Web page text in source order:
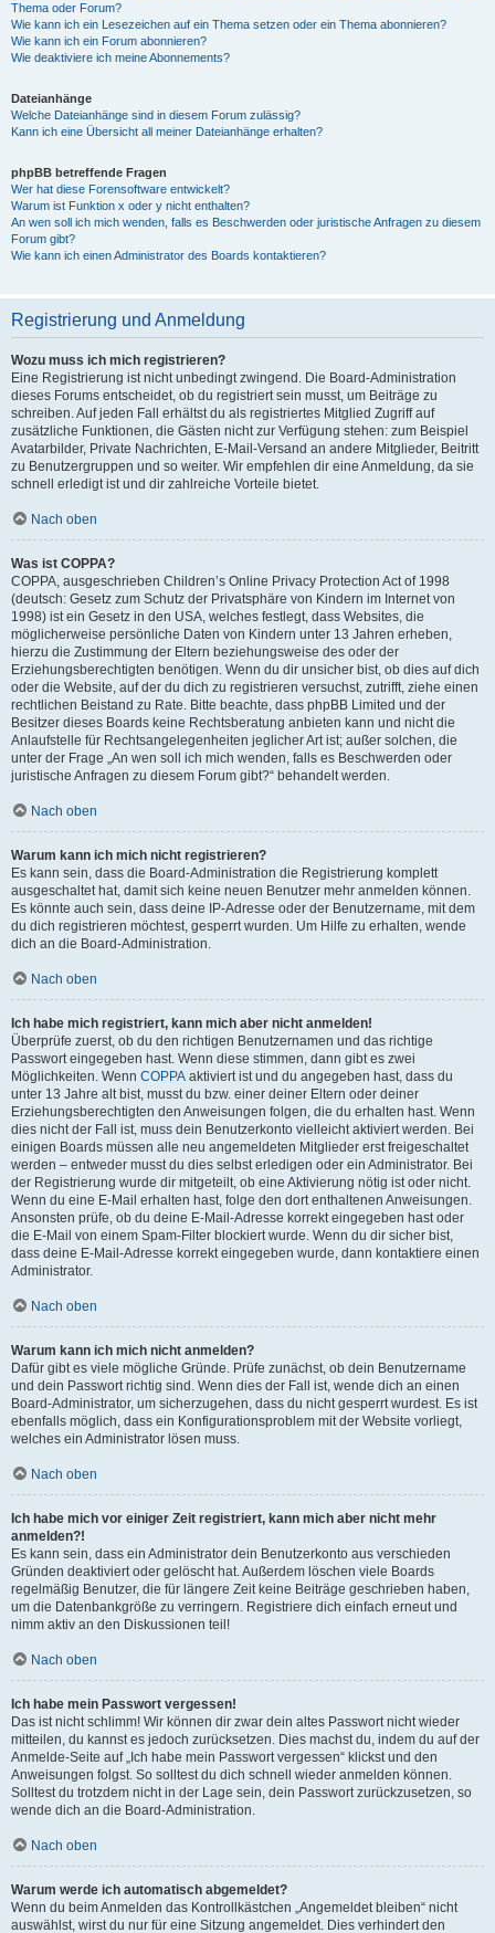
Thema oder Forum?
Wie kann ich ein Lesezeichen auf ein Thema setzen oder ein Thema abonnieren?
Wie kann ich ein Forum abonnieren?
Wie deaktiviere ich meine Abonnements?
Dateianhänge
Welche Dateianhänge sind in diesem Forum zulässig?
Kann ich eine Übersicht all meiner Dateianhänge erhalten?
phpBB betreffende Fragen
Wer hat diese Forensoftware entwickelt?
Warum ist Funktion x oder y nicht enthalten?
An wen soll ich mich wenden, falls es Beschwerden oder juristische Anfragen zu diesem
Forum gibt?
Wie kann ich einen Administrator des Boards kontaktieren?
Registrierung und Anmeldung
Wozu muss ich mich registrieren?
Eine Registrierung ist nicht unbedingt zwingend. Die Board-Administration
dieses Forums entscheidet, ob du registriert sein musst, um Beiträge zu
schreiben. Auf jeden Fall erhältst du als registriertes Mitglied Zugriff auf
zusätzliche Funktionen, die Gästen nicht zur Verfügung stehen: zum Beispiel
Avatarbilder, Private Nachrichten, E-Mail-Versand an andere Mitglieder, Beitritt
zu Benutzergruppen und so weiter. Wir empfehlen dir eine Anmeldung, da sie
schnell erledigt ist und dir zahlreiche Vorteile bietet.
Nach oben
Was ist COPPA?
COPPA, ausgeschrieben Children’s Online Privacy Protection Act of 1998
(deutsch: Gesetz zum Schutz der Privatsphäre von Kindern im Internet von
1998) ist ein Gesetz in den USA, welches festlegt, dass Websites, die
möglicherweise persönliche Daten von Kindern unter 13 Jahren erheben,
hierzu die Zustimmung der Eltern beziehungsweise des oder der
Erziehungsberechtigten benötigen. Wenn du dir unsicher bist, ob dies auf dich
oder die Website, auf der du dich zu registrieren versuchst, zutrifft, ziehe einen
rechtlichen Beistand zu Rate. Bitte beachte, dass phpBB Limited und der
Besitzer dieses Boards keine Rechtsberatung anbieten kann und nicht die
Anlaufstelle für Rechtsangelegenheiten jeglicher Art ist; außer solchen, die
unter der Frage „An wen soll ich mich wenden, falls es Beschwerden oder
juristische Anfragen zu diesem Forum gibt?“ behandelt werden.
Nach oben
Warum kann ich mich nicht registrieren?
Es kann sein, dass die Board-Administration die Registrierung komplett
ausgeschaltet hat, damit sich keine neuen Benutzer mehr anmelden können.
Es könnte auch sein, dass deine IP-Adresse oder der Benutzername, mit dem
du dich registrieren möchtest, gesperrt wurden. Um Hilfe zu erhalten, wende
dich an die Board-Administration.
Nach oben
Ich habe mich registriert, kann mich aber nicht anmelden!
Überprüfe zuerst, ob du den richtigen Benutzernamen und das richtige
Passwort eingegeben hast. Wenn diese stimmen, dann gibt es zwei
Möglichkeiten. Wenn COPPA aktiviert ist und du angegeben hast, dass du
unter 13 Jahre alt bist, musst du bzw. einer deiner Eltern oder deiner
Erziehungsberechtigten den Anweisungen folgen, die du erhalten hast. Wenn
dies nicht der Fall ist, muss dein Benutzerkonto vielleicht aktiviert werden. Bei
einigen Boards müssen alle neu angemeldeten Mitglieder erst freigeschaltet
werden – entweder musst du dies selbst erledigen oder ein Administrator. Bei
der Registrierung wurde dir mitgeteilt, ob eine Aktivierung nötig ist oder nicht.
Wenn du eine E-Mail erhalten hast, folge den dort enthaltenen Anweisungen.
Ansonsten prüfe, ob du deine E-Mail-Adresse korrekt eingegeben hast oder
die E-Mail von einem Spam-Filter blockiert wurde. Wenn du dir sicher bist,
dass deine E-Mail-Adresse korrekt eingegeben wurde, dann kontaktiere einen
Administrator.
Nach oben
Warum kann ich mich nicht anmelden?
Dafür gibt es viele mögliche Gründe. Prüfe zunächst, ob dein Benutzername
und dein Passwort richtig sind. Wenn dies der Fall ist, wende dich an einen
Board-Administrator, um sicherzugehen, dass du nicht gesperrt wurdest. Es ist
ebenfalls möglich, dass ein Konfigurationsproblem mit der Website vorliegt,
welches ein Administrator lösen muss.
Nach oben
Ich habe mich vor einiger Zeit registriert, kann mich aber nicht mehr
anmelden?!
Es kann sein, dass ein Administrator dein Benutzerkonto aus verschieden
Gründen deaktiviert oder gelöscht hat. Außerdem löschen viele Boards
regelmäßig Benutzer, die für längere Zeit keine Beiträge geschrieben haben,
um die Datenbankgröße zu verringern. Registriere dich einfach erneut und
nimm aktiv an den Diskussionen teil!
Nach oben
Ich habe mein Passwort vergessen!
Das ist nicht schlimm! Wir können dir zwar dein altes Passwort nicht wieder
mitteilen, du kannst es jedoch zurücksetzen. Dies machst du, indem du auf der
Anmelde-Seite auf „Ich habe mein Passwort vergessen“ klickst und den
Anweisungen folgst. So solltest du dich schnell wieder anmelden können.
Solltest du trotzdem nicht in der Lage sein, dein Passwort zurückzusetzen, so
wende dich an die Board-Administration.
Nach oben
Warum werde ich automatisch abgemeldet?
Wenn du beim Anmelden das Kontrollkästchen „Angemeldet bleiben“ nicht
auswählst, wirst du nur für eine Sitzung angemeldet. Dies verhindert den